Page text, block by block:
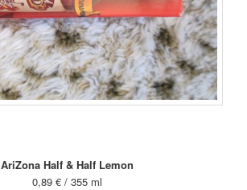
AriZona Half & Half Lemon
0,89 € / 355 ml